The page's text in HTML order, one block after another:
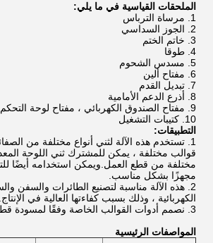
الملحقات القياسية في ما يلي:
1. مرساة الترباس
2. الجوز السداسي
3. خاتم الختم
4. طوقا
5. مسدس الشحوم
6. مفتاح ألين
7. تبديل القدم
8. أذرع الدعم الأمامية
9. مفتاح الصندوق الكهربائي ، مفتاح لوحة التحكم
10. كتيبات التشغيل
التطبيقات:
1. تستخدم هذه الآلة لثني أنواع مختلفة من
قوالب مختلفة ، يمكن للمشترك ثني اللوحة
مختلفة من قطع العمل.ويمكن استخدامه أيضًا
مجهزًا بشكل مناسب.
2. هذه الآلة مناسبة لتصنيع الطائرات والسفن
الكهربائية ، وذلك بسبب كفاءتها العالية في الإنتاج.
3. نصمم أدوات القوالب الخاصة وفقًا لمسودة قطعة العمل لعملائنا
المواصفات الرئيسية